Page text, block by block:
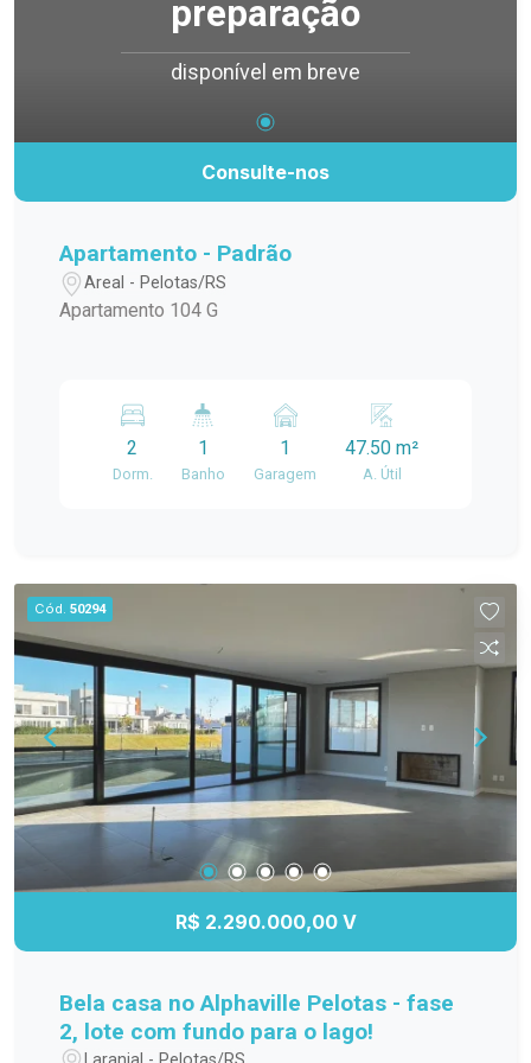
preparação
disponível em breve
Consulte-nos
Apartamento - Padrão
Areal - Pelotas/RS
Apartamento 104 G
2
Dorm.
1
Banho
1
Garagem
47.50 m²
A. Útil
Cód. 50294
R$ 2.290.000,00 V
Bela casa no Alphaville Pelotas - fase
2, lote com fundo para o lago!